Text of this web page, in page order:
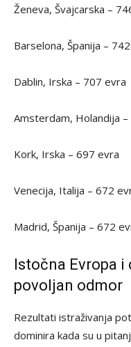
Ženeva, Švajcarska –
Barselona, Španija –
Dablin, Irska – 707 evra
Amsterdam, Holandija
Kork, Irska – 697 evra
Venecija, Italija – 672
Madrid, Španija – 672
Istočna Evropa
povoljan odmor
Rezultati istraživanja
dominira kada su u